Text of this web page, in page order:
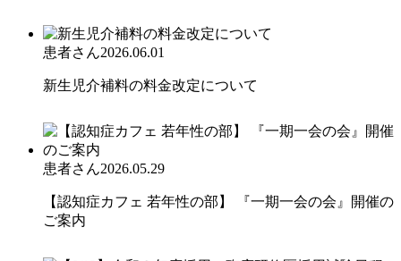
患者さん2026.06.01
新生児介補料の料金改定について
患者さん2026.05.29
【認知症カフェ 若年性の部】 『一期一会の会』開催の
ご案内